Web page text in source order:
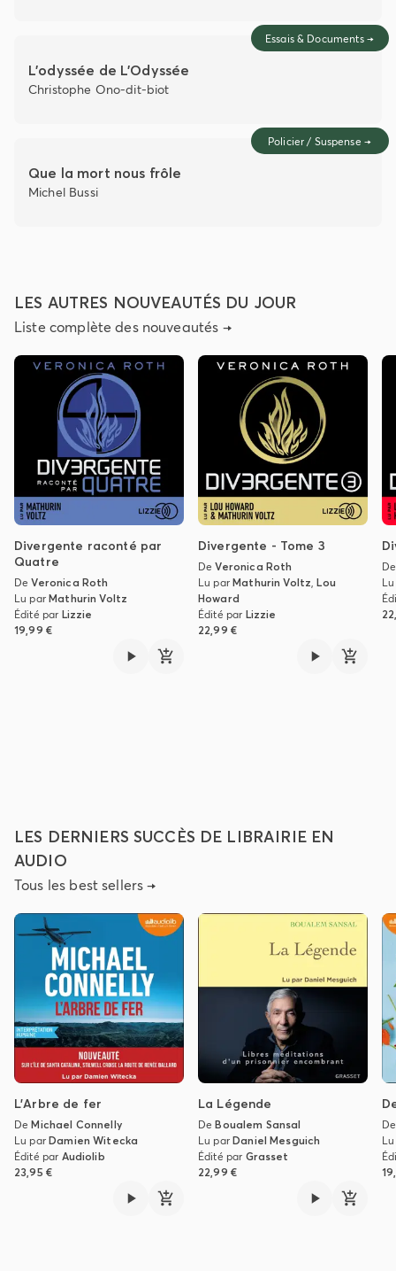
L'odyssée de L'Odyssée
Christophe Ono-dit-biot
Essais & Documents→
Que la mort nous frôle
Michel Bussi
Policier / Suspense →
LES AUTRES NOUVEAUTÉS DU JOUR
Liste complète des nouveautés →
Divergente raconté par
Quatre
DeVeronica Roth
Lu parMathurin Voltz
Édité par Lizzie
19,99 €
Divergente - Tome 3
DeVeronica Roth
Lu parMathurin Voltz,Lou
Howard
Édité par Lizzie
22,99 €
LES DERNIERS SUCCÈS DE LIBRAIRIE EN
AUDIO
Tous les best sellers →
L'Arbre de fer
DeMichael Connelly
Lu parDamien Witecka
Édité par Audiolib
23,95 €
La Légende
DeBoualem Sansal
Lu parDaniel Mesguich
Édité par Grasset
22,99 €